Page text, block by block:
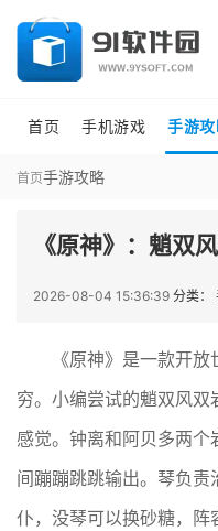
首页 手机游戏 手游
首页手游攻略
《原神》：魈双
2026-08-04 15:36:39 分类：
《原神》是一款开
穷。小编尝试的魈双风
感觉。钟离和阿贝多两
间蹦蹦跳跳输出。琴负
仆，没琴可以换砂糖，